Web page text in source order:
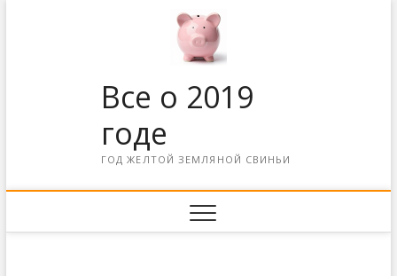
Все о 2019
годе
ГОД ЖЕЛТОЙ ЗЕМЛЯНОЙ СВИНЬИ